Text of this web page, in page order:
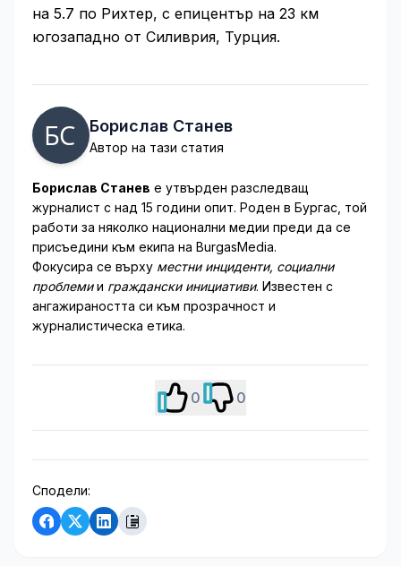
на 5.7 по Рихтер, с епицентър на 23 км
югозападно от Силиврия, Турция.
Борислав Станев
Автор на тази статия
Борислав Станев е утвърден разследващ
журналист с над 15 години опит. Роден в Бургас, той
работи за няколко национални медии преди да се
присъедини към екипа на BurgasMedia.
Фокусира се върху местни инциденти, социални
проблемии граждански инициативи. Известен с
ангажираността си към прозрачност и
журналистическа етика.
0 0
Сподели: